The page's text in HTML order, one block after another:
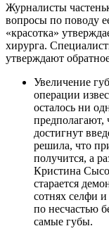
Журналисты
вопросы по поводу
«красотка»
хирурга.
утверждают
Увеличение
операции
осталось ни
предполагают,
достигнут
решила, что
получится, а
Кристина
старается
сотнях селфи
по несчастью
самые губы.